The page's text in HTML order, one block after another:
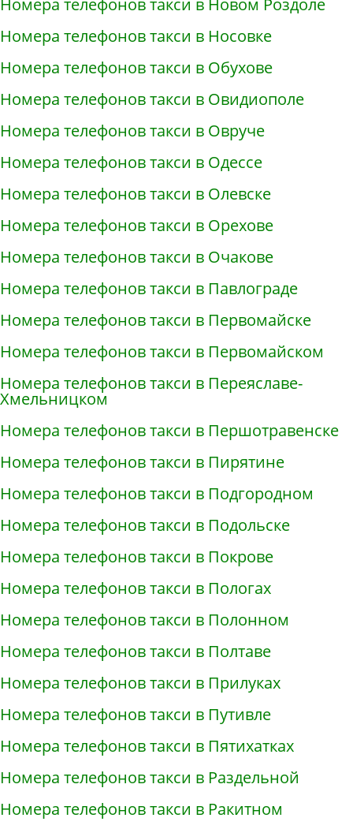
Номера телефонов такси в Новом Роздоле
Номера телефонов такси в Носовке
Номера телефонов такси в Обухове
Номера телефонов такси в Овидиополе
Номера телефонов такси в Овруче
Номера телефонов такси в Одессе
Номера телефонов такси в Олевске
Номера телефонов такси в Орехове
Номера телефонов такси в Очакове
Номера телефонов такси в Павлограде
Номера телефонов такси в Первомайске
Номера телефонов такси в Первомайском
Номера телефонов такси в Переяславе-
Хмельницком
Номера телефонов такси в Першотравенске
Номера телефонов такси в Пирятине
Номера телефонов такси в Подгородном
Номера телефонов такси в Подольске
Номера телефонов такси в Покрове
Номера телефонов такси в Пологах
Номера телефонов такси в Полонном
Номера телефонов такси в Полтаве
Номера телефонов такси в Прилуках
Номера телефонов такси в Путивле
Номера телефонов такси в Пятихатках
Номера телефонов такси в Раздельной
Номера телефонов такси в Ракитном